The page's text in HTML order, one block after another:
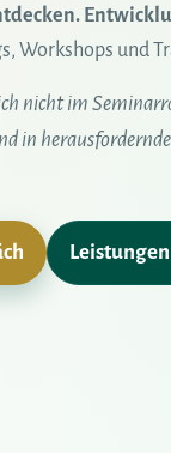
Workshops und
nicht im
in